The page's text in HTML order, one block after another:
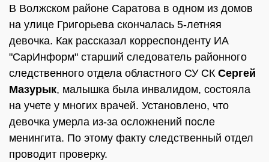
В Волжском районе Саратова в одном из домов
на улице Григорьева скончалась 5-летняя
девочка. Как рассказал корреспонденту ИА
"СарИнформ" старший следователь районного
следственного отдела областного СУ СК Сергей
Мазурык, малышка была инвалидом, состояла
на учете у многих врачей. Установлено, что
девочка умерла из-за осложнений после
менингита. По этому факту следственный отдел
проводит проверку.